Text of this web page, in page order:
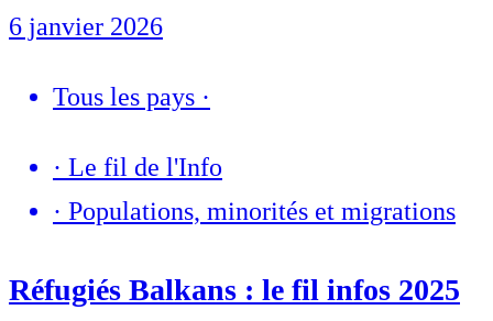
6 janvier 2026
Tous les pays ·
· Le fil de l'Info
· Populations, minorités et migrations
Réfugiés Balkans : le fil infos 2025